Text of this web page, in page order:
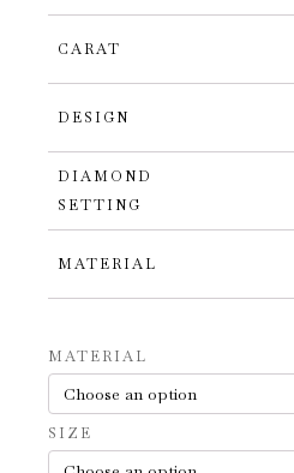
CARAT
DESIGN
DIAMOND
SETTING
MATERIAL
MATERIAL
SIZE
Alternative: